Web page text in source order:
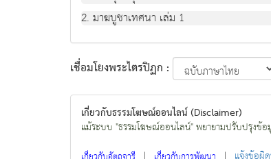
2. มาฆบูชาเทศนา เล่ม 1
เชื่อมโยงพระไตรปิฏก :
เกี่ยวกับธรรมโฆษณ์ออนไลน์ (Disclaimer)
แม้ระบบ "ธรรมโฆษณ์ออนไลน์" พยายามปรับปรุงข้